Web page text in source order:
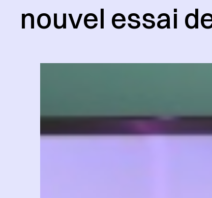
nouvel essai